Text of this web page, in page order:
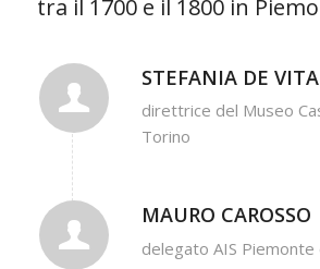
tra il 1700 e il 1800 in
STEFANIA DE VITA
direttrice del Museo
Torino
MAURO CAROSSO
delegato AIS Piemonte